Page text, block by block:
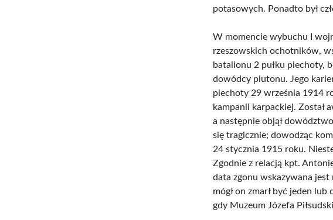
potasowych. Ponadto był
W momencie wybuchu I
rzeszowskich ochotników,
batalionu 2 pułku piechoty,
dowódcy plutonu. Jego
piechoty 29 września 1914
kampanii karpackiej. Został
a następnie objął
się tragicznie; dowodząc
24 stycznia 1915 roku.
Zgodnie z relacją kpt.
data zgonu wskazywana
mógł on zmarł być jeden
gdy Muzeum Józefa